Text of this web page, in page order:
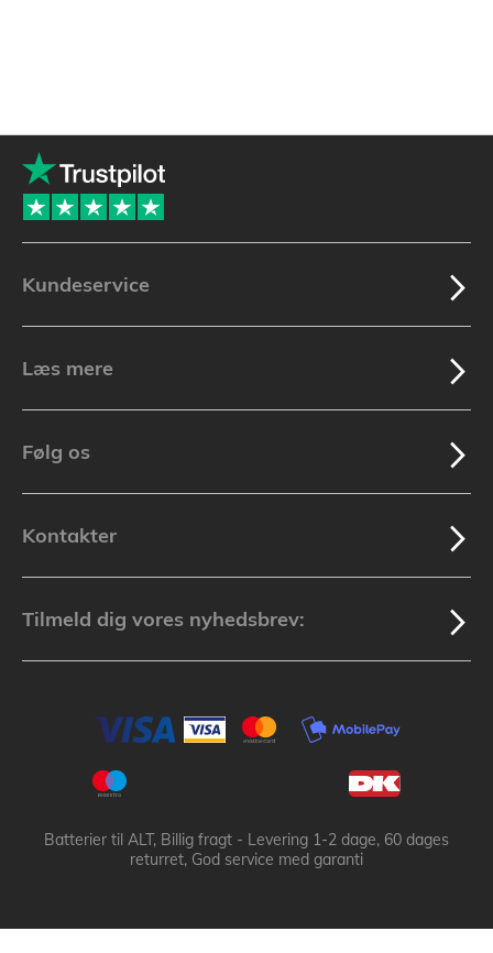
Kundeservice
Læs mere
Følg os
Kontakter
Tilmeld dig vores nyhedsbrev:
Batterier til ALT, Billig fragt - Levering 1-2 dage, 60 dages
returret, God service med garanti